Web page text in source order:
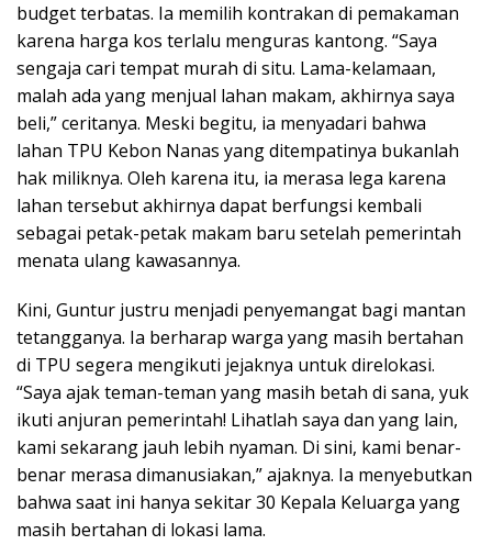
budget terbatas. Ia memilih kontrakan di pemakaman
karena harga kos terlalu menguras kantong. “Saya
sengaja cari tempat murah di situ. Lama-kelamaan,
malah ada yang menjual lahan makam, akhirnya saya
beli,” ceritanya. Meski begitu, ia menyadari bahwa
lahan TPU Kebon Nanas yang ditempatinya bukanlah
hak miliknya. Oleh karena itu, ia merasa lega karena
lahan tersebut akhirnya dapat berfungsi kembali
sebagai petak-petak makam baru setelah pemerintah
menata ulang kawasannya.
Kini, Guntur justru menjadi penyemangat bagi mantan
tetangganya. Ia berharap warga yang masih bertahan
di TPU segera mengikuti jejaknya untuk direlokasi.
“Saya ajak teman-teman yang masih betah di sana, yuk
ikuti anjuran pemerintah! Lihatlah saya dan yang lain,
kami sekarang jauh lebih nyaman. Di sini, kami benar-
benar merasa dimanusiakan,” ajaknya. Ia menyebutkan
bahwa saat ini hanya sekitar 30 Kepala Keluarga yang
masih bertahan di lokasi lama.